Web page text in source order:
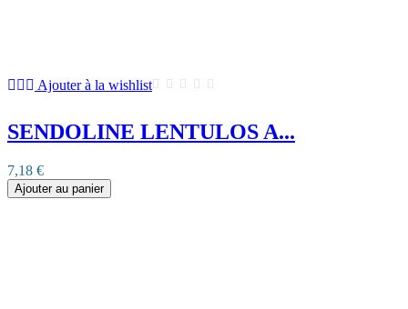
Ajouter à la wishlist
SENDOLINE LENTULOS A...
7,18 €
Ajouter au panier